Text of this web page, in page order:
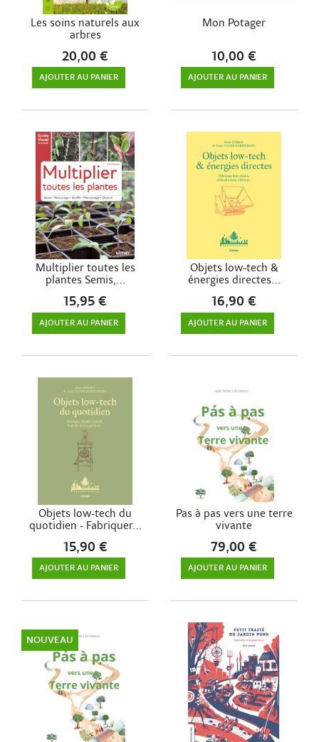
Les soins naturels aux
arbres
20,00 €
AJOUTER AU PANIER
Mon Potager
10,00 €
AJOUTER AU PANIER
Multiplier toutes les
plantes Semis,...
15,95 €
AJOUTER AU PANIER
Objets low-tech &
énergies directes...
16,90 €
AJOUTER AU PANIER
Objets low-tech du
quotidien - Fabriquer...
15,90 €
AJOUTER AU PANIER
Pas à pas vers une terre
vivante
79,00 €
AJOUTER AU PANIER
NOUVEAU